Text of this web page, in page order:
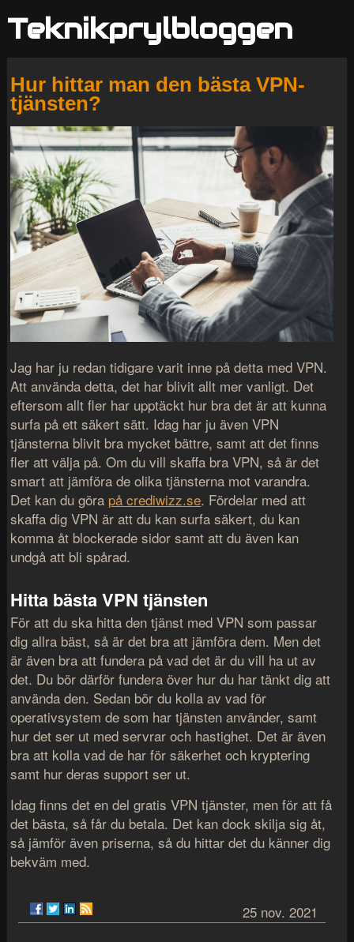
Teknikprylbloggen
Hur hittar man den bästa VPN-
tjänsten?
Jag har ju redan tidigare varit inne på detta med VPN.
Att använda detta, det har blivit allt mer vanligt. Det
eftersom allt fler har upptäckt hur bra det är att kunna
surfa på ett säkert sätt. Idag har ju även VPN
tjänsterna blivit bra mycket bättre, samt att det finns
fler att välja på. Om du vill skaffa bra VPN, så är det
smart att jämföra de olika tjänsterna mot varandra.
Det kan du göra på crediwizz.se. Fördelar med att
skaffa dig VPN är att du kan surfa säkert, du kan
komma åt blockerade sidor samt att du även kan
undgå att bli spårad.
Hitta bästa VPN tjänsten
För att du ska hitta den tjänst med VPN som passar
dig allra bäst, så är det bra att jämföra dem. Men det
är även bra att fundera på vad det är du vill ha ut av
det. Du bör därför fundera över hur du har tänkt dig att
använda den. Sedan bör du kolla av vad för
operativsystem de som har tjänsten använder, samt
hur det ser ut med servrar och hastighet. Det är även
bra att kolla vad de har för säkerhet och kryptering
samt hur deras support ser ut.
Idag finns det en del gratis VPN tjänster, men för att få
det bästa, så får du betala. Det kan dock skilja sig åt,
så jämför även priserna, så du hittar det du känner dig
bekväm med.
25 nov. 2021